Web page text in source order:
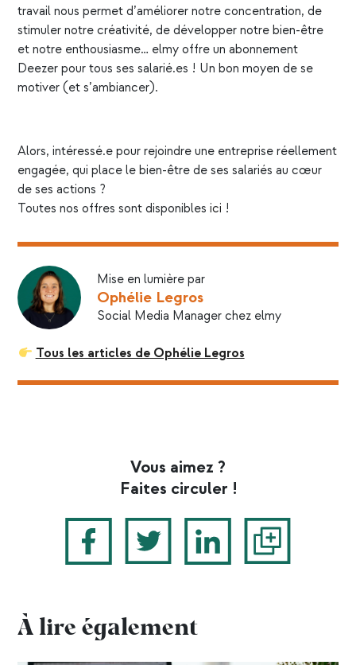
travail nous permet d’améliorer notre concentration, de
stimuler notre créativité, de développer notre bien-être
et notre enthousiasme… elmy offre un abonnement
Deezer pour tous ses salarié.es ! Un bon moyen de se
motiver (et s’ambiancer).
Alors, intéressé.e pour rejoindre une entreprise réellement
engagée, qui place le bien-être de ses salariés au cœur
de ses actions ?
Toutes nos offres sont disponiblesici !
Mise en lumière par
Ophélie Legros
Social Media Manager chez elmy
Tous les articles de Ophélie Legros
Vous aimez ?
Faites circuler !
À lire également